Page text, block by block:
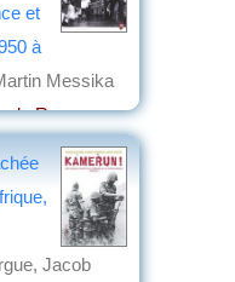
et
à
Messika
de Rennes,
Jacob